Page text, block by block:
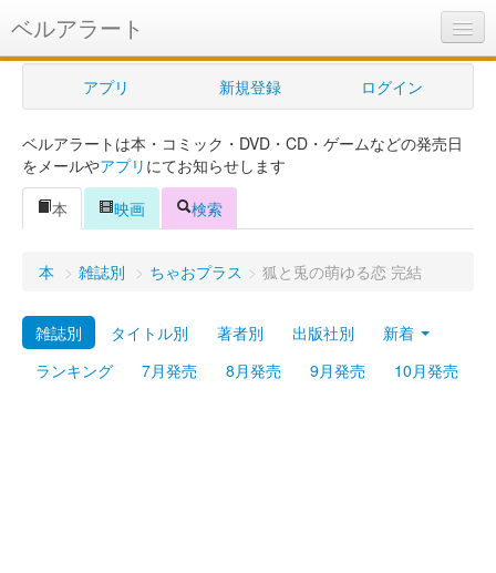
ベルアラート
ベルアラートとは
ヘルプ
新規登録
ログイン
Myシェルフ
プレミアム
アプリ 新規登録 ログイン
ベルアラートは本・コミック・DVD・CD・ゲームなどの発売日
をメールやアプリ にてお知らせします
本
映画 検索
本 > 雑誌別 > ちゃおプラス > 狐と兎の萌ゆる恋 完結
雑誌別 タイトル別 著者別 出版社別
新着
ランキング
7月発売 8月発売 9月発売 10月発売